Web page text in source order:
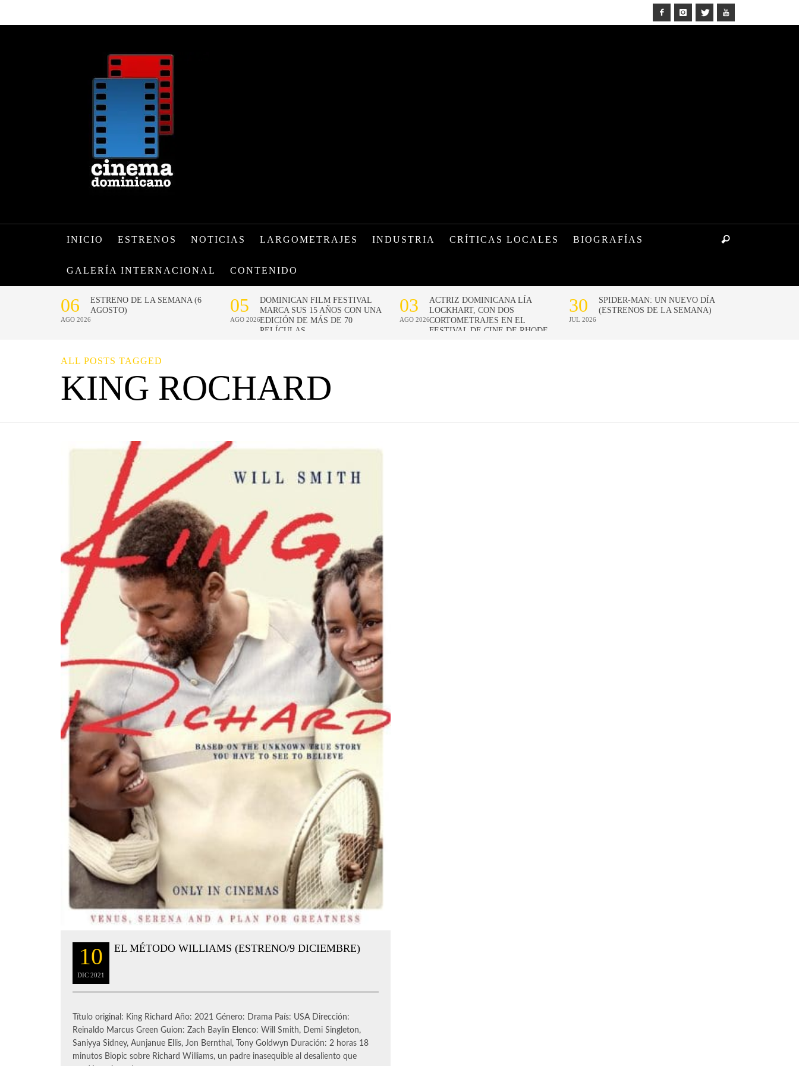
INICIO ESTRENOS NOTICIAS LARGOMETRAJES INDUSTRIA CRÍTICAS LOCALES BIOGRAFÍAS
GALERÍA INTERNACIONAL CONTENIDO
ALL POSTS TAGGED
KING ROCHARD
10
DIC 2021
EL MÉTODO WILLIAMS (ESTRENO/9 DICIEMBRE)
Título original: King Richard Año: 2021 Género: Drama País: USA Dirección:
Reinaldo Marcus Green Guion: Zach Baylin Elenco: Will Smith, Demi Singleton,
Saniyya Sidney, Aunjanue Ellis, Jon Bernthal, Tony Goldwyn Duración: 2 horas 18
minutos Biopic sobre Richard Williams, un padre inasequible al desaliento que